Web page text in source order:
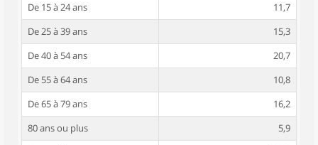
De 15 à 24 ans
11,7
De 25 à 39 ans
15,3
De 40 à 54 ans
20,7
De 55 à 64 ans
10,8
De 65 à 79 ans
16,2
80 ans ou plus
5,9